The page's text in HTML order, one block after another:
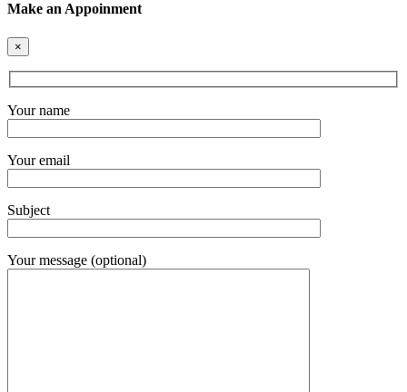
Make an Appoinment
×
Your name
Your email
Subject
Your message (optional)